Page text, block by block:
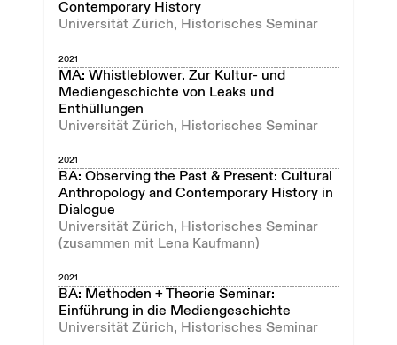
Contemporary History
Universität Zürich, Historisches Seminar
2021
MA: Whistleblower. Zur Kultur- und
Mediengeschichte von Leaks und
Enthüllungen
Universität Zürich, Historisches Seminar
2021
BA: Observing the Past & Present: Cultural
Anthropology and Contemporary History in
Dialogue
Universität Zürich, Historisches Seminar
(zusammen mit Lena Kaufmann)
2021
BA: Methoden + Theorie Seminar:
Einführung in die Mediengeschichte
Universität Zürich, Historisches Seminar